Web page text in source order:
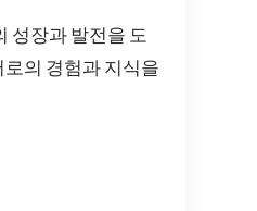
성장과 발전을 도
의 경험과 지식을